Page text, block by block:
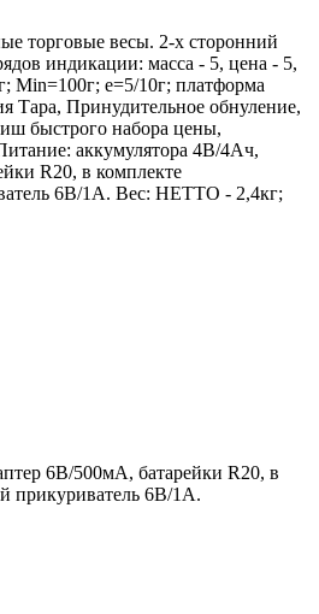
торговые весы. 2-х сторонний
индикации: масса - 5, цена - 5,
Min=100г; e=5/10г; платформа
Тара, Принудительное обнуление,
быстрого набора цены,
аккумулятора 4В/4Ач,
R20, в комплекте
6В/1А. Вес: НЕТТО - 2,4кг;
6В/500мА, батарейки R20, в
прикуриватель 6В/1А.